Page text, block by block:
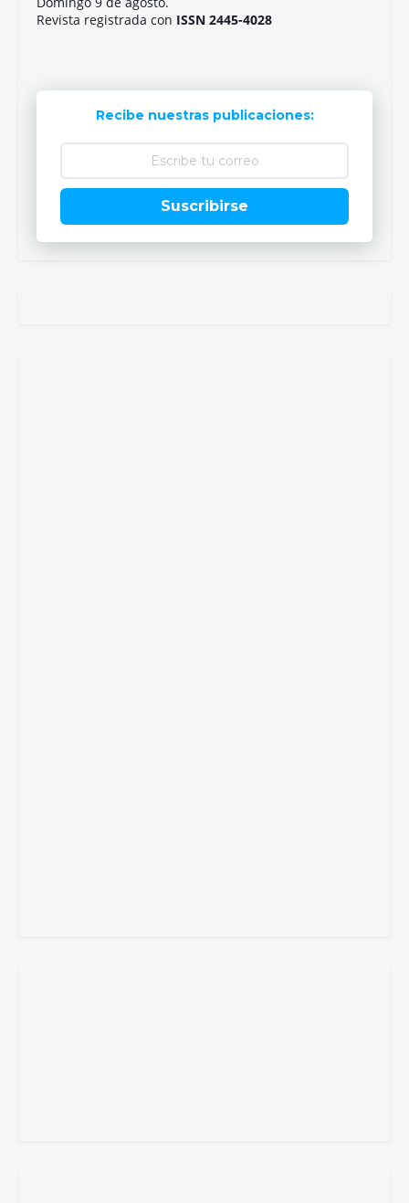
Revista registrada con ISSN 2445-4028
Recibe nuestras publicaciones:
Suscribirse